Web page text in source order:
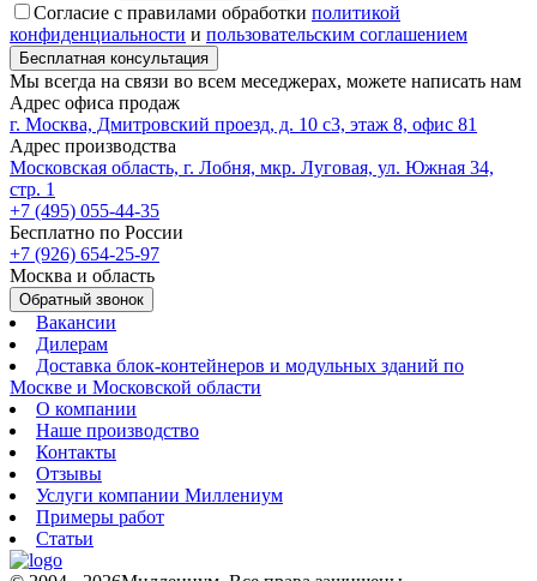
Согласие с правилами обработки политикой
конфиденциальности и пользовательским соглашением
Бесплатная консультация
Мы всегда на связи во всем меседжерах, можете написать нам
Адрес офиса продаж
г. Москва, Дмитровский проезд, д. 10 с3, этаж 8, офис 81
Адрес производства
Московская область, г. Лобня, мкр. Луговая, ул. Южная 34,
стр. 1
+7 (495) 055-44-35
Бесплатно по России
+7 (926) 654-25-97
Москва и область
Обратный звонок
Вакансии
Дилерам
Доставка блок-контейнеров и модульных зданий по
Москве и Московской области
О компании
Наше производство
Контакты
Отзывы
Услуги компании Миллениум
Примеры работ
Статьи